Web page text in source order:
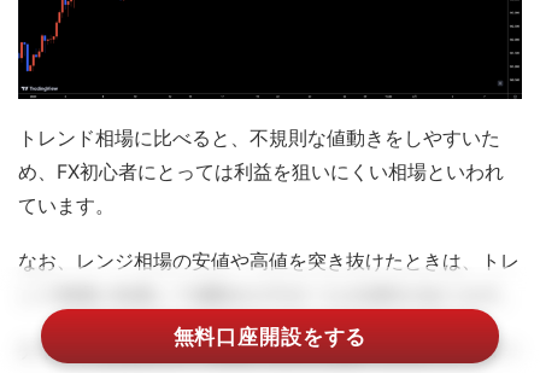
トレンド相場に比べると、不規則な値動きをしやすいた
め、FX初心者にとっては利益を狙いにくい相場といわれ
ています。
なお、レンジ相場の安値や高値を突き抜けたときは、トレ
チャートを見るだけで相場の状況を確認できるトレーダー
無料口座開設をする